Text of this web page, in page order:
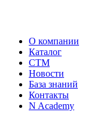
О компании
Каталог
СТМ
Новости
База знаний
Контакты
N Academy